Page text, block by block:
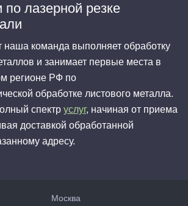
по лазерной резке
наша команда выполняет обработку
и занимает первые места в
регионе РФ по
обработке листового металла.
спектр услуг, начиная от приема
доставкой обработанной
адресу.
Москва